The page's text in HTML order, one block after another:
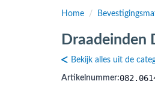
Home /
Draadeinden
Bekijk alles uit de
Artikelnummer: